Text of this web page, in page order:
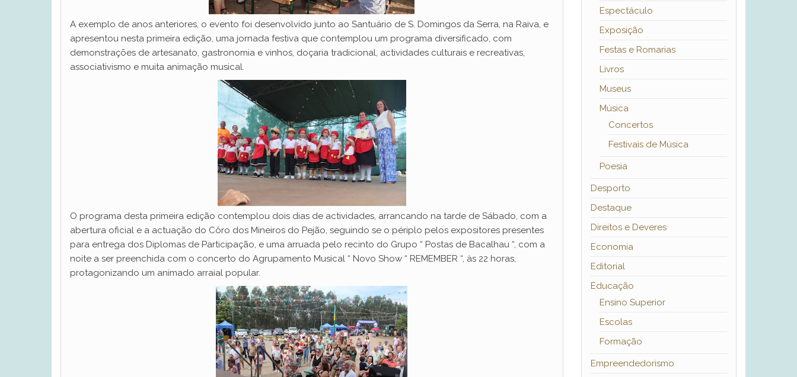
A exemplo de anos anteriores, o evento foi desenvolvido junto ao Santuário de S. Domingos da Serra, na Raiva, e
apresentou nesta primeira edição, uma jornada festiva que contemplou um programa diversificado, com
demonstrações de artesanato, gastronomia e vinhos, doçaria tradicional, actividades culturais e recreativas,
associativismo e muita animação musical.
O programa desta primeira edição contemplou dois dias de actividades, arrancando na tarde de Sábado, com a
abertura oficial e a actuação do Côro dos Mineiros do Pejão, seguindo se o périplo pelos expositores presentes
para entrega dos Diplomas de Participação, e uma arruada pelo recinto do Grupo “ Postas de Bacalhau “, com a
noite a ser preenchida com o concerto do Agrupamento Musical “ Novo Show “ REMEMBER “, às 22 horas,
protagonizando um animado arraial popular.
Espectáculo
Exposição
Festas e Romarias
Livros
Museus
Música
Concertos
Festivais de Música
Poesia
Desporto
Destaque
Direitos e Deveres
Economia
Editorial
Educação
Ensino Superior
Escolas
Formação
Empreendedorismo